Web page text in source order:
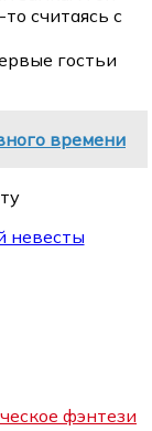
считаясь с
гостьи
времени
фэнтези